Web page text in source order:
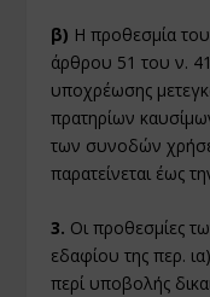
β) Η προθεσμία
άρθρου 51 του ν.
υποχρέωσης
πρατηρίων
των συνοδών
παρατείνεται έως
3. Οι προθεσμίες
εδαφίου της περ.
περί υποβολής